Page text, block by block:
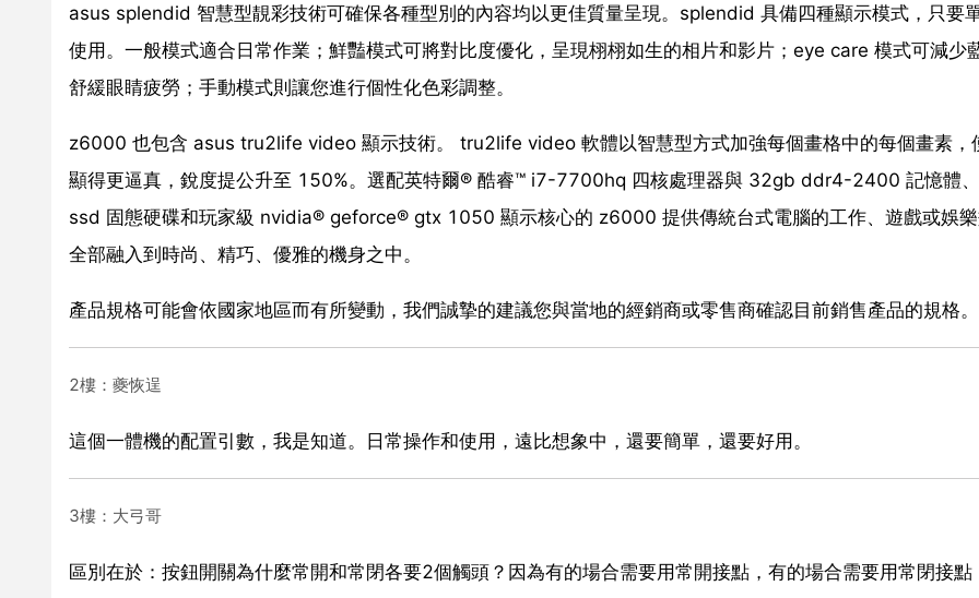
asus splendid 智慧型靚彩技術可確保各種型別的內容均以更佳質量呈現。splendid 具備四種顯示模式，只要
使用。一般模式適合日常作業；鮮豔模式可將對比度優化，呈現栩栩如生的相片和影片；eye care 模式可減少
舒緩眼睛疲勞；手動模式則讓您進行個性化色彩調整。
z6000 也包含 asus tru2life video 顯示技術。 tru2life video 軟體以智慧型方式加強每個畫格中的每個畫素，
顯得更逼真，銳度提公升至 150%。選配英特爾® 酷睿™ i7-7700hq 四核處理器與 32gb ddr4-2400 記憶體
ssd 固態硬碟和玩家級 nvidia® geforce® gtx 1050 顯示核心的 z6000 提供傳統台式電腦的工作、遊戲或娛
全部融入到時尚、精巧、優雅的機身之中。
產品規格可能會依國家地區而有所變動，我們誠摯的建議您與當地的經銷商或零售商確認目前銷售產品的規格。
2樓：夔恢逞
這個一體機的配置引數，我是知道。日常操作和使用，遠比想象中，還要簡單，還要好用。
3樓：大弓哥
區別在於：按鈕開關為什麼常開和常閉各要2個觸頭？因為有的場合需要用常開接點，有的場合需要用常閉接點